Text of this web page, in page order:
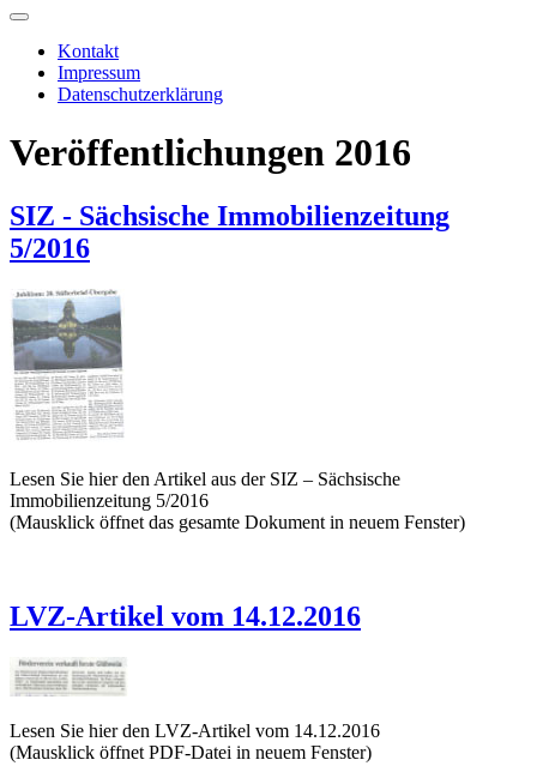
Kontakt
Impressum
Datenschutzerklärung
Veröffentlichungen 2016
SIZ - Sächsische Immobilienzeitung
5/2016
Lesen Sie hier den Artikel aus der SIZ – Sächsische
Immobilienzeitung 5/2016
(Mausklick öffnet das gesamte Dokument in neuem Fenster)
LVZ-Artikel vom 14.12.2016
Lesen Sie hier den LVZ-Artikel vom 14.12.2016
(Mausklick öffnet PDF-Datei in neuem Fenster)